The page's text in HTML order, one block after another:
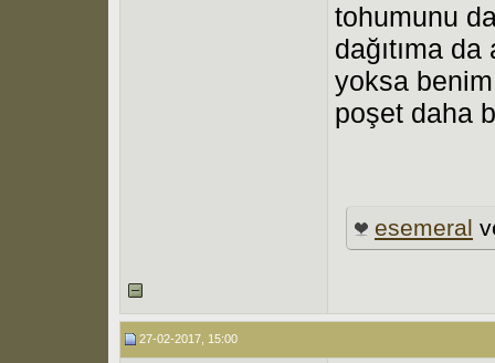
tohumunu
dağıtıma
yoksa
poşet daha
esemeral
27-02-2017, 15:00